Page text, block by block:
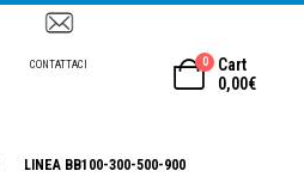
CONTATTACI 0
Cart
0,00€
LINEA BB100-300-500-900